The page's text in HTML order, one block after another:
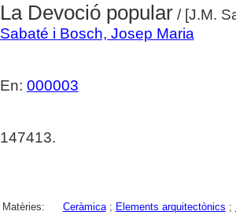
La Devoció popular/ [J.M.
Sabaté i Bosch, Josep Maria
En: 000003
147413.
Matèries: Ceràmica; Elements arquitectònics ;